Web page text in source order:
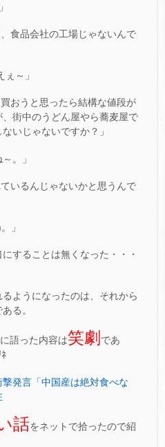
食品会社の工場じゃないんで
～」
おうと思ったら結構な値段が
街中のうどん屋やら蕎麦屋で
いじゃないですか？」
。」
いるんじゃないかと思うんで
」
することは無くなった・・・
ようになったのは、それから
る。
語った内容は笑劇 であ
撃発言「中国産は絶対食べな
話をネットで拾ったので紹